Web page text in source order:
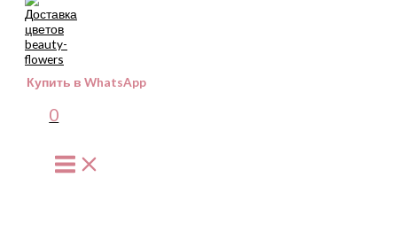
содержимому
Купить в WhatsApp
0
Main
Menu